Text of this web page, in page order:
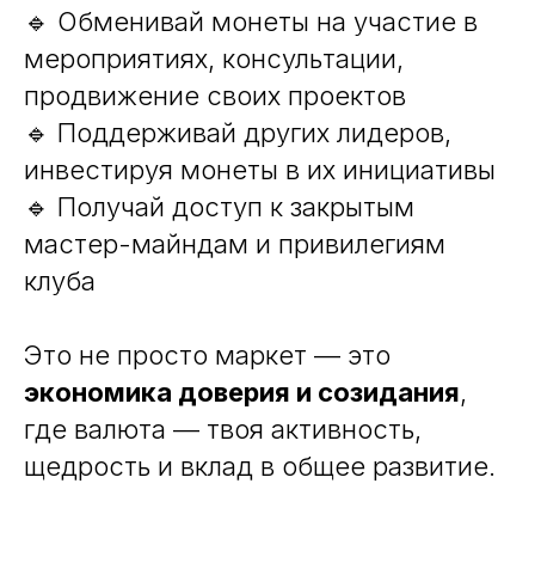
🔹 Обменивай монеты на участие в
мероприятиях, консультации,
продвижение своих проектов
🔹 Поддерживай других лидеров,
инвестируя монеты в их инициативы
🔹 Получай доступ к закрытым
мастер-майндам и привилегиям
клуба
Это не просто маркет — это
экономика доверия и созидания,
где валюта — твоя активность,
щедрость и вклад в общее развитие.